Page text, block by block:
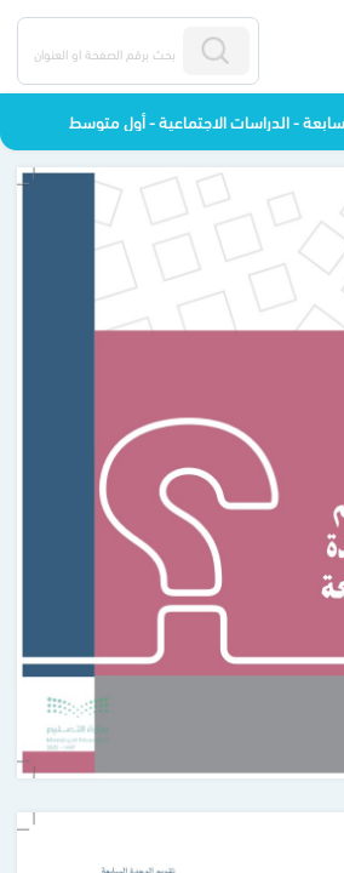
- الدراسات الاجتماعية - أول متوسط